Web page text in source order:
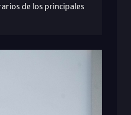
de los principales